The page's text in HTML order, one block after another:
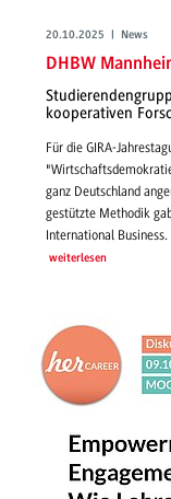
20.10.2025 | News
DHBW
kooperativen
Für die GIRA-
ganz Deutschland
gestützte Methodik
International Business.
weiterlesen